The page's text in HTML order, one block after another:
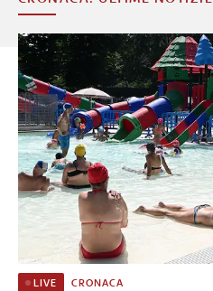
LIVE CRONACA